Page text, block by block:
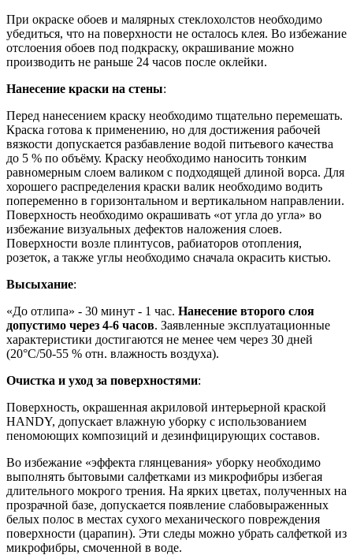
При окраске обоев и малярных стеклохолстов необходимо
убедиться, что на поверхности не осталось клея. Во избежание
отслоения обоев под подкраску, окрашивание можно
производить не раньше 24 часов после оклейки.
Нанесение краски на стены:
Перед нанесением краску необходимо тщательно перемешать.
Краска готова к применению, но для достижения рабочей
вязкости допускается разбавление водой питьевого качества
до 5 % по объёму. Краску необходимо наносить тонким
равномерным слоем валиком с подходящей длиной ворса. Для
хорошего распределения краски валик необходимо водить
попеременно в горизонтальном и вертикальном направлении.
Поверхность необходимо окрашивать «от угла до угла» во
избежание визуальных дефектов наложения слоев.
Поверхности возле плинтусов, рабиаторов отопления,
розеток, а также углы необходимо сначала окрасить кистью.
Высыхание:
«До отлипа» - 30 минут - 1 час. Нанесение второго слоя
допустимо через 4-6 часов. Заявленные эксплуатационные
характеристики достигаются не менее чем через 30 дней
(20°C/50-55 % отн. влажность воздуха).
Очистка и уход за поверхностями:
Поверхность, окрашенная акриловой интерьерной краской
HANDY, допускает влажную уборку с использованием
пеномоющих композиций и дезинфицирующих составов.
Во избежание «эффекта глянцевания» уборку необходимо
выполнять бытовыми салфетками из микрофибры избегая
длительного мокрого трения. На ярких цветах, полученных на
прозрачной базе, допускается появление слабовыраженных
белых полос в местах сухого механического повреждения
поверхности (царапин). Эти следы можно убрать салфеткой из
микрофибры, смоченной в воде.